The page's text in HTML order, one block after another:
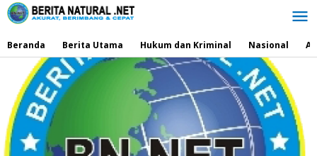
Lewati
ke
Beranda
Berita Utama Hukum dan Kriminal Nasional